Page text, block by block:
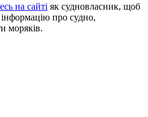
на сайті як судновласник, щоб
про судно,
моряків.